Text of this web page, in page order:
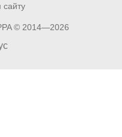
сайту
© 2014—2026